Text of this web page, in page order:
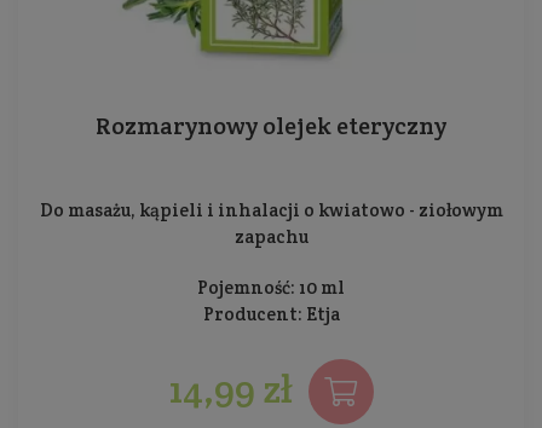
Rozmarynowy olejek eteryczny
Do masażu, kąpieli i inhalacji o kwiatowo - ziołowym
zapachu
Pojemność: 10 ml
Producent: Etja
14,99 zł